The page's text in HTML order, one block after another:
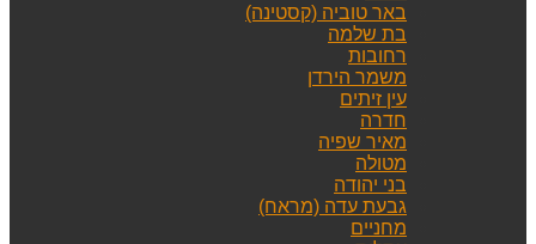
באר טוביה (קסטינה)
בת שלמה
רחובות
משמר הירדן
עין זיתים
חדרה
מאיר שפיה
מטולה
בני יהודה
גבעת עדה (מראח)
מחניים